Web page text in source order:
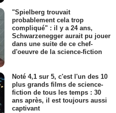
"Spielberg trouvait
probablement cela trop
compliqué" : il y a 24 ans,
Schwarzenegger aurait pu jouer
dans une suite de ce chef-
d'oeuvre de la science-fiction
Noté 4,1 sur 5, c'est l'un des 10
plus grands films de science-
fiction de tous les temps : 30
ans après, il est toujours aussi
captivant